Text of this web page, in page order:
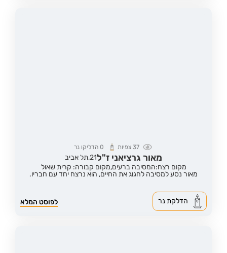
37צפיות 0 הדליקו נר
מאור גרציאני ז"ל21,תל אביב
מקום רצח:המסיבה ברעים,מקום קבורה: קרית שאול
מאור נסע למסיבה לחגוג את החיים, הוא נרצח יחד עם חבריו.
לפוסט המלא הדלקת נר